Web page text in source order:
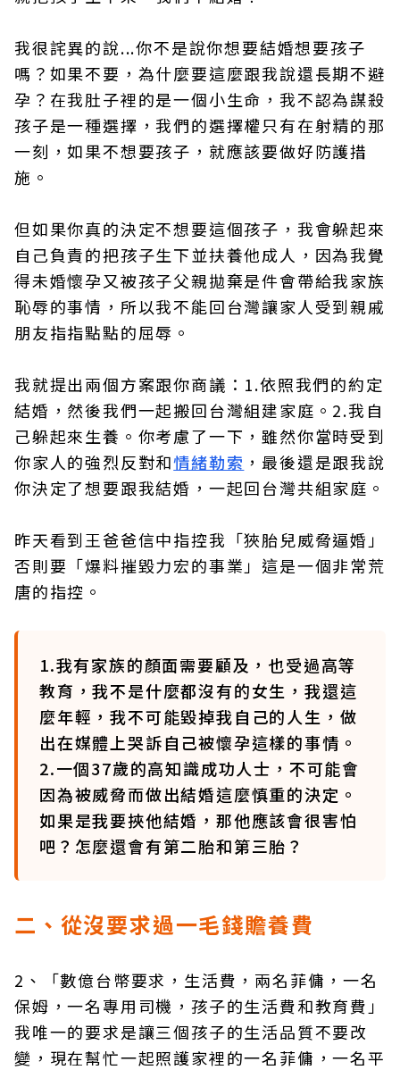
我很詫異的說...你不是說你想要結婚想要孩子
嗎？如果不要，為什麼要這麼跟我說還長期不避
孕？在我肚子裡的是一個小生命，我不認為謀殺
孩子是一種選擇，我們的選擇權只有在射精的那
一刻，如果不想要孩子，就應該要做好防護措
施。
但如果你真的決定不想要這個孩子，我會躲起來
自己負責的把孩子生下並扶養他成人，因為我覺
得未婚懷孕又被孩子父親拋棄是件會帶給我家族
恥辱的事情，所以我不能回台灣讓家人受到親戚
朋友指指點點的屈辱。
我就提出兩個方案跟你商議：1.依照我們的約定
結婚，然後我們一起搬回台灣組建家庭。2.我自
己躲起來生養。你考慮了一下，雖然你當時受到
你家人的強烈反對和情緒勒索 ，最後還是跟我說
你決定了想要跟我結婚，一起回台灣共組家庭。
昨天看到王爸爸信中指控我「狹胎兒威脅逼婚」
否則要「爆料摧毀力宏的事業」這是一個非常荒
唐的指控。
1.我有家族的顏面需要顧及，也受過高等
教育，我不是什麼都沒有的女生，我還這
麼年輕，我不可能毀掉我自己的人生，做
出在媒體上哭訴自己被懷孕這樣的事情。
2.一個37歲的高知識成功人士，不可能會
因為被威脅而做出結婚這麼慎重的決定。
如果是我要挾他結婚，那他應該會很害怕
吧？怎麼還會有第二胎和第三胎？
二、從沒要求過一毛錢贍養費
2、「數億台幣要求，生活費，兩名菲傭，一名
保姆，一名專用司機，孩子的生活費和教育費」
我唯一的要求是讓三個孩子的生活品質不要改
變，現在幫忙一起照護家裡的一名菲傭，一名平